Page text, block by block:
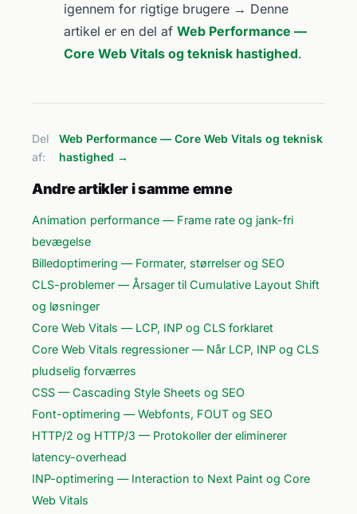
igennem for rigtige brugere → Denne
artikel er en del af Web Performance —
Core Web Vitals og teknisk hastighed.
Del
af:
Web Performance — Core Web Vitals og teknisk
hastighed →
Andre artikler i samme emne
Animation performance — Frame rate og jank-fri
bevægelse
Billedoptimering — Formater, størrelser og SEO
CLS-problemer — Årsager til Cumulative Layout Shift
og løsninger
Core Web Vitals — LCP, INP og CLS forklaret
Core Web Vitals regressioner — Når LCP, INP og CLS
pludselig forværres
CSS — Cascading Style Sheets og SEO
Font-optimering — Webfonts, FOUT og SEO
HTTP/2 og HTTP/3 — Protokoller der eliminerer
latency-overhead
INP-optimering — Interaction to Next Paint og Core
Web Vitals